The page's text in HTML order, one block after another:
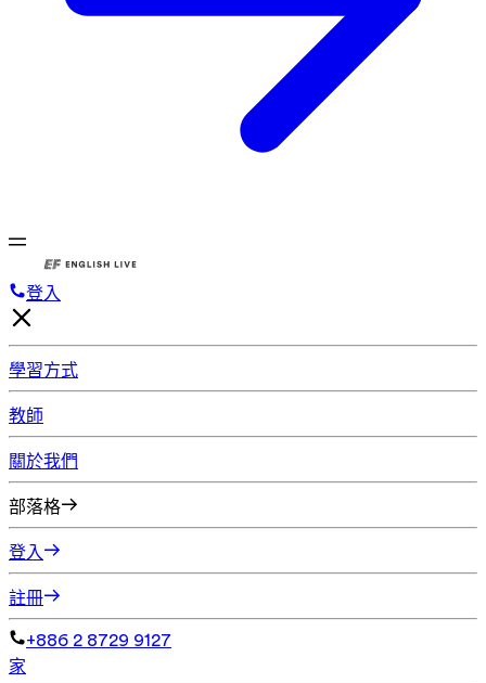
登入
學習方式
教師
關於我們
部落格
登入
註冊
+886 2 8729 9127
家